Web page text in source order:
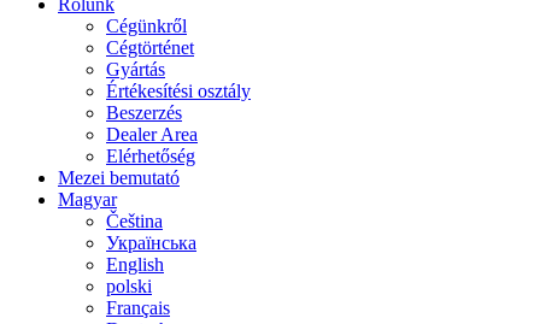
Rólunk
Cégünkről
Cégtörténet
Gyártás
Értékesítési osztály
Beszerzés
Dealer Area
Elérhetőség
Mezei bemutató
Magyar
Čeština
Українська
English
polski
Français